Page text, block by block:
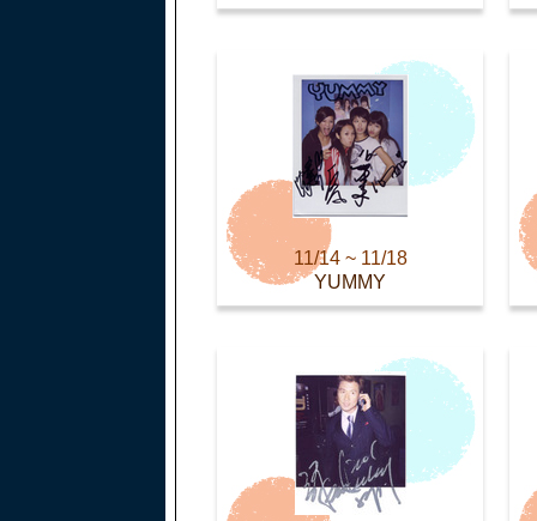
11/14 ~ 11/18
YUMMY